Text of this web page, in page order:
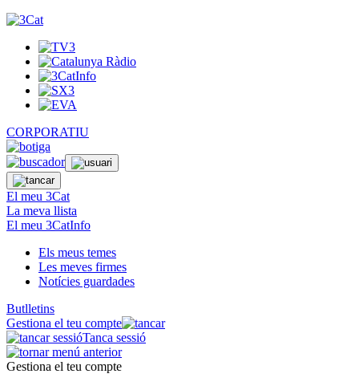
CORPORATIU
El meu 3Cat
La meva llista
El meu 3CatInfo
Els meus temes
Les meves firmes
Notícies guardades
Butlletins
Gestiona el teu compte
Tanca sessió
Gestiona el teu compte